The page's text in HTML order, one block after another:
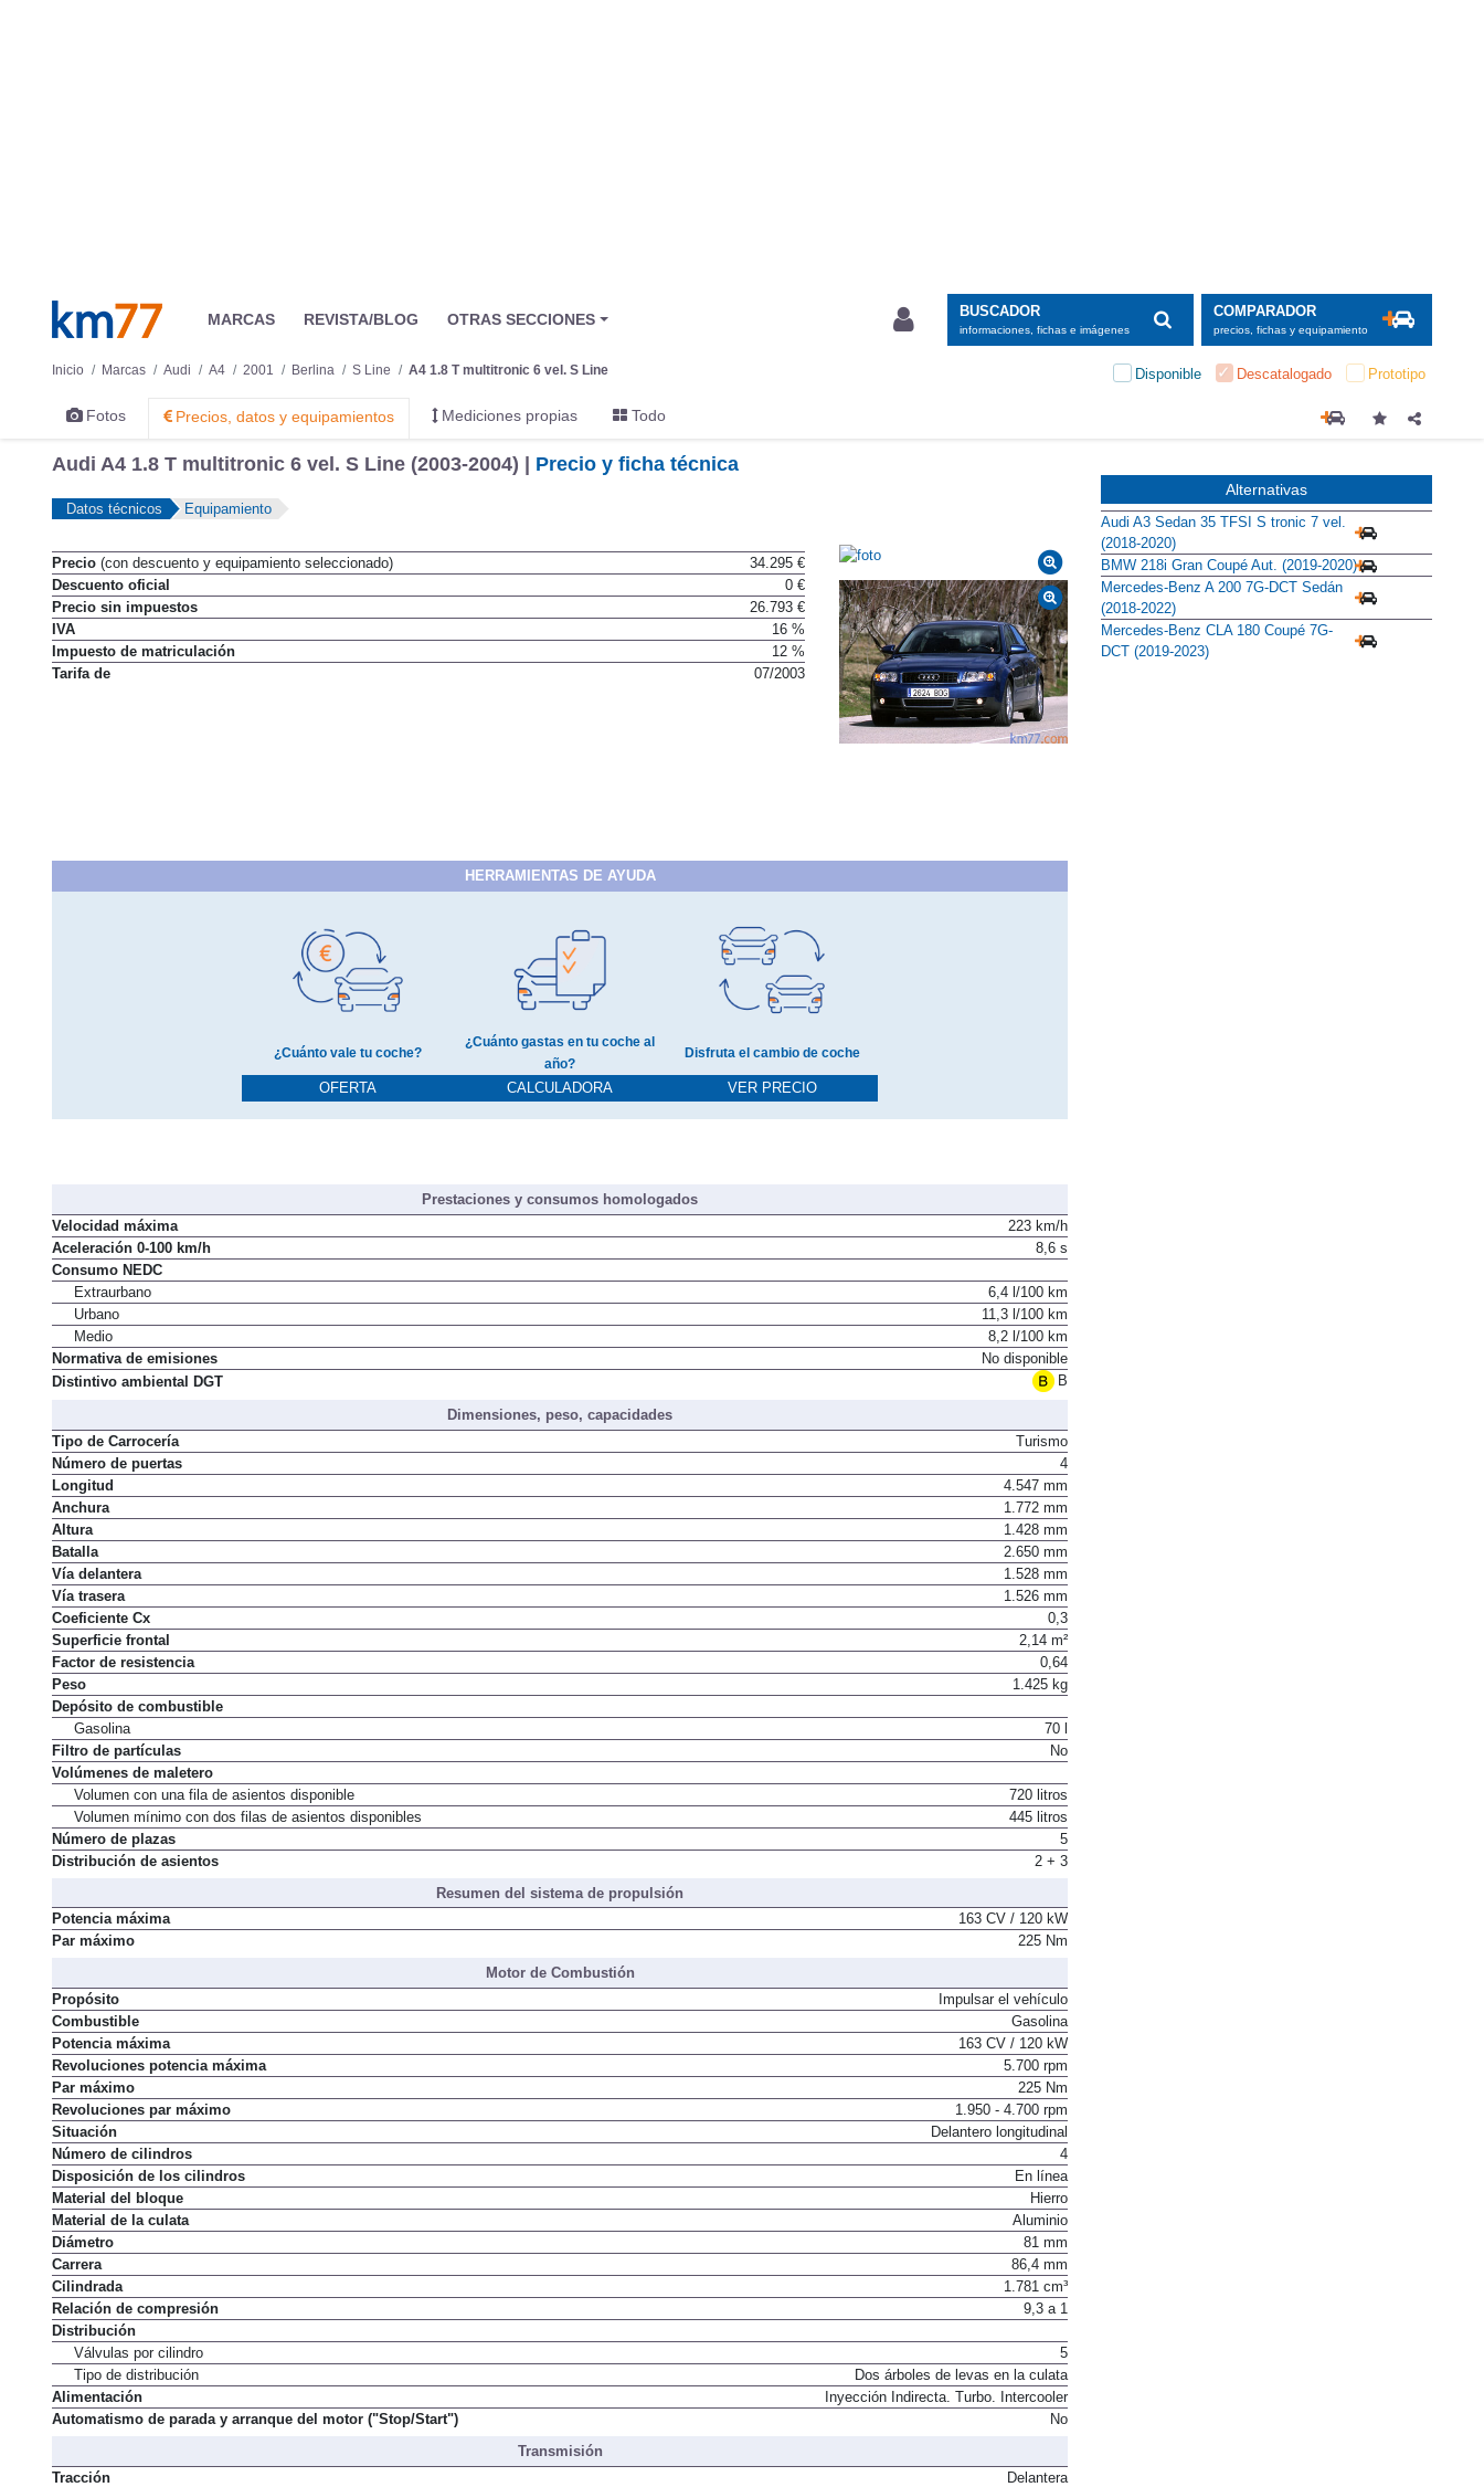
MARCAS REVISTA/BLOG OTRAS SECCIONES BUSCADOR
informaciones, fichas e imágenes
COMPARADOR
precios, fichas y equipamiento
Inicio Marcas Audi A4 2001 Berlina S Line A4 1.8 T multitronic 6 vel. S Line Disponible Descatalogado Prototipo
Fotos Precios, datos y equipamientos Mediciones propias Todo
Audi A4 1.8 T multitronic 6 vel. S Line (2003-2004) | Precio y ficha técnica
Datos técnicos Equipamiento
Precio (con descuento y equipamiento seleccionado)
34.295 €
Descuento oficial
0 €
Precio sin impuestos
26.793 €
IVA
16 %
Impuesto de matriculación
12 %
Tarifa de
07/2003
HERRAMIENTAS DE AYUDA
¿Cuánto vale tu coche?
OFERTA
¿Cuánto gastas en tu coche al
año?
CALCULADORA
Disfruta el cambio de coche
VER PRECIO
Prestaciones y consumos homologados
Velocidad máxima
223 km/h
Aceleración 0-100 km/h
8,6 s
Consumo NEDC
Extraurbano
6,4 l/100 km
Urbano
11,3 l/100 km
Medio
8,2 l/100 km
Normativa de emisiones
No disponible
Distintivo ambiental DGT
B
Dimensiones, peso, capacidades
Tipo de Carrocería
Turismo
Número de puertas
4
Longitud
4.547 mm
Anchura
1.772 mm
Altura
1.428 mm
Batalla
2.650 mm
Vía delantera
1.528 mm
Vía trasera
1.526 mm
Coeficiente Cx
0,3
Superficie frontal
2,14 m²
Factor de resistencia
0,64
Peso
1.425 kg
Depósito de combustible
Gasolina
70 l
Filtro de partículas
No
Volúmenes de maletero
Volumen con una fila de asientos disponible
720 litros
Volumen mínimo con dos filas de asientos disponibles
445 litros
Número de plazas
5
Distribución de asientos
2 + 3
Resumen del sistema de propulsión
Potencia máxima
163 CV / 120 kW
Par máximo
225 Nm
Motor de Combustión
Propósito
Impulsar el vehículo
Combustible
Gasolina
Potencia máxima
163 CV / 120 kW
Revoluciones potencia máxima
5.700 rpm
Par máximo
225 Nm
Revoluciones par máximo
1.950 - 4.700 rpm
Situación
Delantero longitudinal
Número de cilindros
4
Disposición de los cilindros
En línea
Material del bloque
Hierro
Material de la culata
Aluminio
Diámetro
81 mm
Carrera
86,4 mm
Cilindrada
1.781 cm³
Relación de compresión
9,3 a 1
Distribución
Válvulas por cilindro
5
Tipo de distribución
Dos árboles de levas en la culata
Alimentación
Inyección Indirecta. Turbo. Intercooler
Automatismo de parada y arranque del motor ("Stop/Start")
No
Transmisión
Tracción
Delantera
Alternativas
Audi A3 Sedan 35 TFSI S tronic 7 vel.
(2018-2020)
BMW 218i Gran Coupé Aut. (2019-2020)
Mercedes-Benz A 200 7G-DCT Sedán
(2018-2022)
Mercedes-Benz CLA 180 Coupé 7G-
DCT (2019-2023)